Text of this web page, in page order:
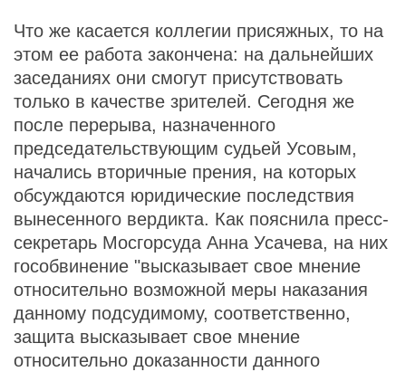
Что же касается коллегии присяжных, то на
этом ее работа закончена: на дальнейших
заседаниях они смогут присутствовать
только в качестве зрителей. Сегодня же
после перерыва, назначенного
председательствующим судьей Усовым,
начались вторичные прения, на которых
обсуждаются юридические последствия
вынесенного вердикта. Как пояснила пресс-
секретарь Мосгорсуда Анна Усачева, на них
гособвинение "высказывает свое мнение
относительно возможной меры наказания
данному подсудимому, соответственно,
защита высказывает свое мнение
относительно доказанности данного